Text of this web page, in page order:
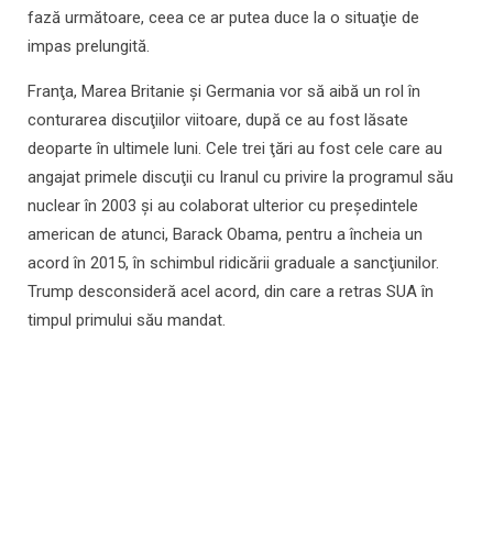
fază următoare, ceea ce ar putea duce la o situaţie de
impas prelungită.
Franţa, Marea Britanie şi Germania vor să aibă un rol în
conturarea discuţiilor viitoare, după ce au fost lăsate
deoparte în ultimele luni. Cele trei ţări au fost cele care au
angajat primele discuţii cu Iranul cu privire la programul său
nuclear în 2003 şi au colaborat ulterior cu preşedintele
american de atunci, Barack Obama, pentru a încheia un
acord în 2015, în schimbul ridicării graduale a sancţiunilor.
Trump desconsideră acel acord, din care a retras SUA în
timpul primului său mandat.